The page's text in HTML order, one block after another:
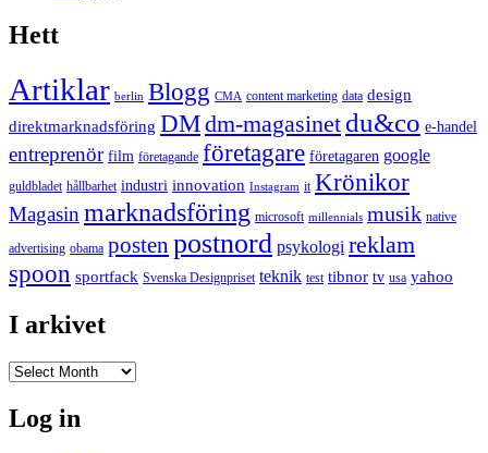
Hett
Artiklar berlin Blogg CMA content marketing data design
direktmarknadsföring DMdm-magasinet du&co e-handel
entreprenör film företagande företagare företagaren google
guldbladet hållbarhet industri innovation Instagram it Krönikor
Magasinmarknadsföring microsoft millennials musik native
advertising obama posten postnord psykologi reklam
spoon sportfack Svenska Designpriset teknik test tibnor tv usa yahoo
I arkivet
Log in